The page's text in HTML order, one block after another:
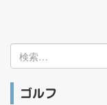
検
索:
ゴルフ